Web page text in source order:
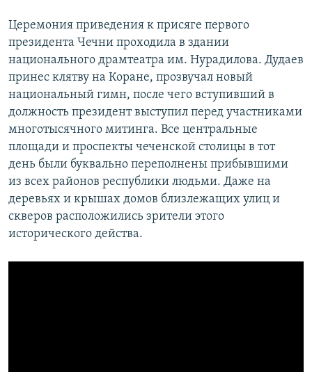
Церемония приведения к присяге первого
президента Чечни проходила в здании
национального драмтеатра им. Нурадилова. Дудаев
принес клятву на Коране, прозвучал новый
национальный гимн, после чего вступивший в
должность президент выступил перед участниками
многотысячного митинга. Все центральные
площади и проспекты чеченской столицы в тот
день были буквально переполнены прибывшими
из всех районов республики людьми. Даже на
деревьях и крышах домов близлежащих улиц и
скверов расположились зрители этого
исторического действа.